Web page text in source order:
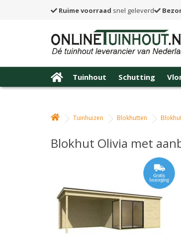
Ruime voorraad snel geleverd
Tuinhout Schutting
Tuinhuizen Blokhutten
Blokhut Olivia met